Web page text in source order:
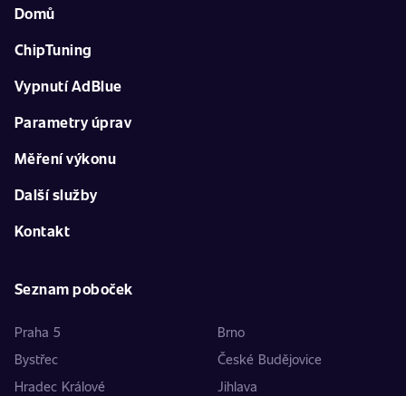
Domů
ChipTuning
Vypnutí AdBlue
Parametry úprav
Měření výkonu
Další služby
Kontakt
Seznam poboček
Praha 5
Brno
Bystřec
České Budějovice
Hradec Králové
Jihlava